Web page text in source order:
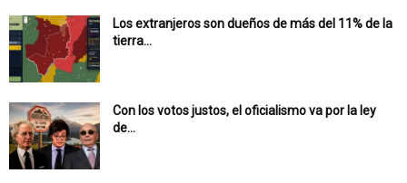
Los extranjeros son dueños de más del 11% de la
tierra...
Con los votos justos, el oficialismo va por la ley
de...